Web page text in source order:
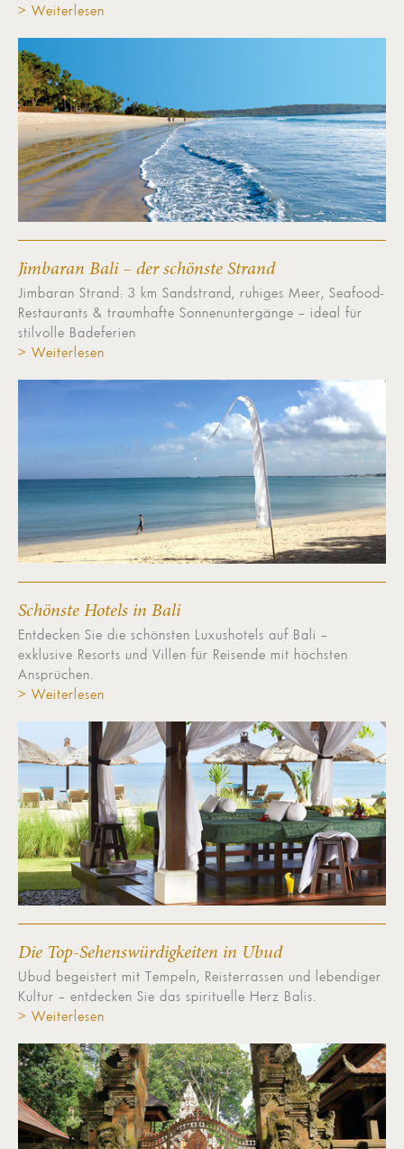
> Weiterlesen
Jimbaran Bali – der schönste Strand
Jimbaran Strand: 3 km Sandstrand, ruhiges Meer, Seafood-
Restaurants & traumhafte Sonnenuntergänge – ideal für
stilvolle Badeferien
> Weiterlesen
Schönste Hotels in Bali
Entdecken Sie die schönsten Luxushotels auf Bali –
exklusive Resorts und Villen für Reisende mit höchsten
Ansprüchen.
> Weiterlesen
Die Top-Sehenswürdigkeiten in Ubud
Ubud begeistert mit Tempeln, Reisterrassen und lebendiger
Kultur – entdecken Sie das spirituelle Herz Balis.
> Weiterlesen